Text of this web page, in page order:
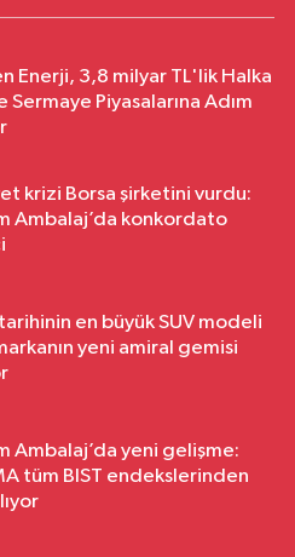
Enerji, 3,8 milyar TL'lik Halka
Sermaye Piyasalarına Adım
krizi Borsa şirketini vurdu:
Ambalaj’da konkordato
en büyük SUV modeli
yeni amiral gemisi
Ambalaj’da yeni gelişme:
tüm BIST endekslerinden